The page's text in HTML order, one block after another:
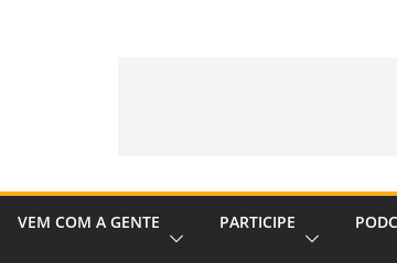
VEM COM A GENTE PARTICIPE